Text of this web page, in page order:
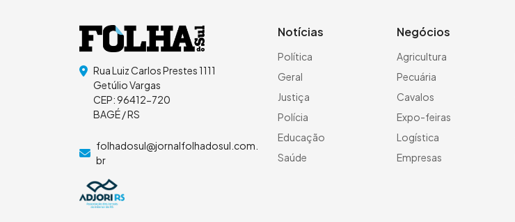
Rua Luiz Carlos Prestes 1111
Getúlio Vargas
CEP: 96412-720
BAGÉ / RS
folhadosul@jornalfolhadosul.com.
br
Notícias
Política
Geral
Justiça
Polícia
Educação
Saúde
Negócios
Agricultura
Pecuária
Cavalos
Expo-feiras
Logística
Empresas